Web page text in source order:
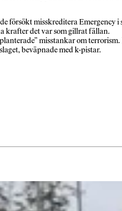
försökt misskreditera Emergency
krafter det var som gillrat fällan.
misstankar om
beväpnade med k-pistar.